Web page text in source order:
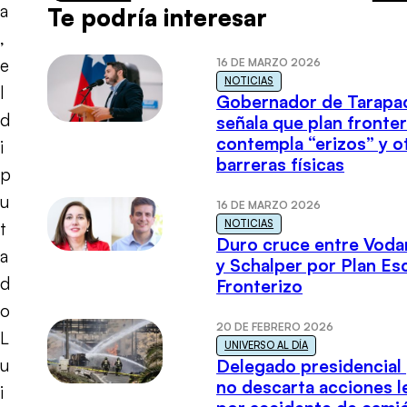
a
,
e
l
d
i
p
u
t
a
d
o
L
u
i
Te podría interesar
16 DE MARZO 2026
NOTICIAS
Gobernador de
señala que plan
contempla “erizos” y
barreras físicas
16 DE MARZO 2026
NOTICIAS
Duro cruce entre
y Schalper por Plan
Fronterizo
20 DE FEBRERO 2026
UNIVERSO AL DÍA
Delegado presidencial
no descarta acciones